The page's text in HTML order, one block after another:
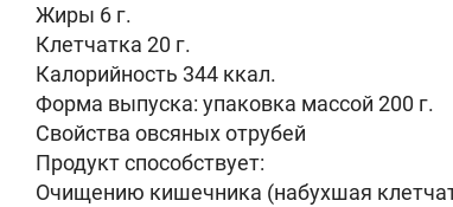
Жиры 6 г.
Клетчатка 20 г.
Калорийность 344 ккал.
Форма выпуска: упаковка массой 200 г.
Свойства овсяных отрубей
Продукт способствует:
Очищению кишечника (набухшая